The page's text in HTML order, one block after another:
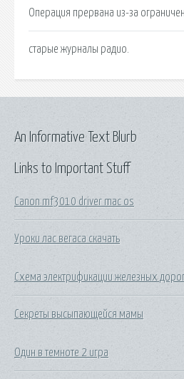
Операция прервана из-за
старые журналы радио.
Links to Important Stuff
Canon mf3010 driver mac os
Уроки лас вегаса скачать
Схема электрификации железных
Секреты высыпающейся мамы
Один в темноте 2 игра
An Informative Text Blurb